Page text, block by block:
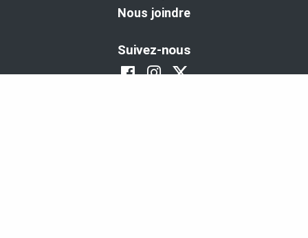
Nous joindre
Suivez-nous